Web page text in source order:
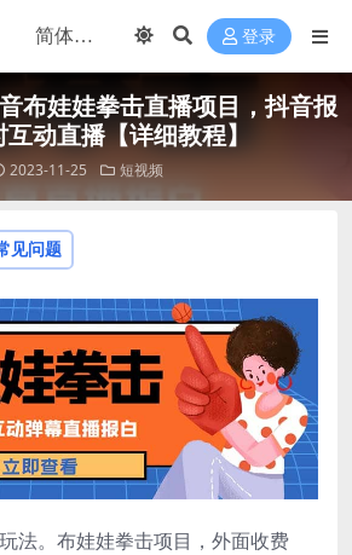
登录
布娃娃拳击直播项目，抖音报
动直播【详细教程】
2023-11-25 短视频
见问题
法。布娃娃拳击项目，外面收费